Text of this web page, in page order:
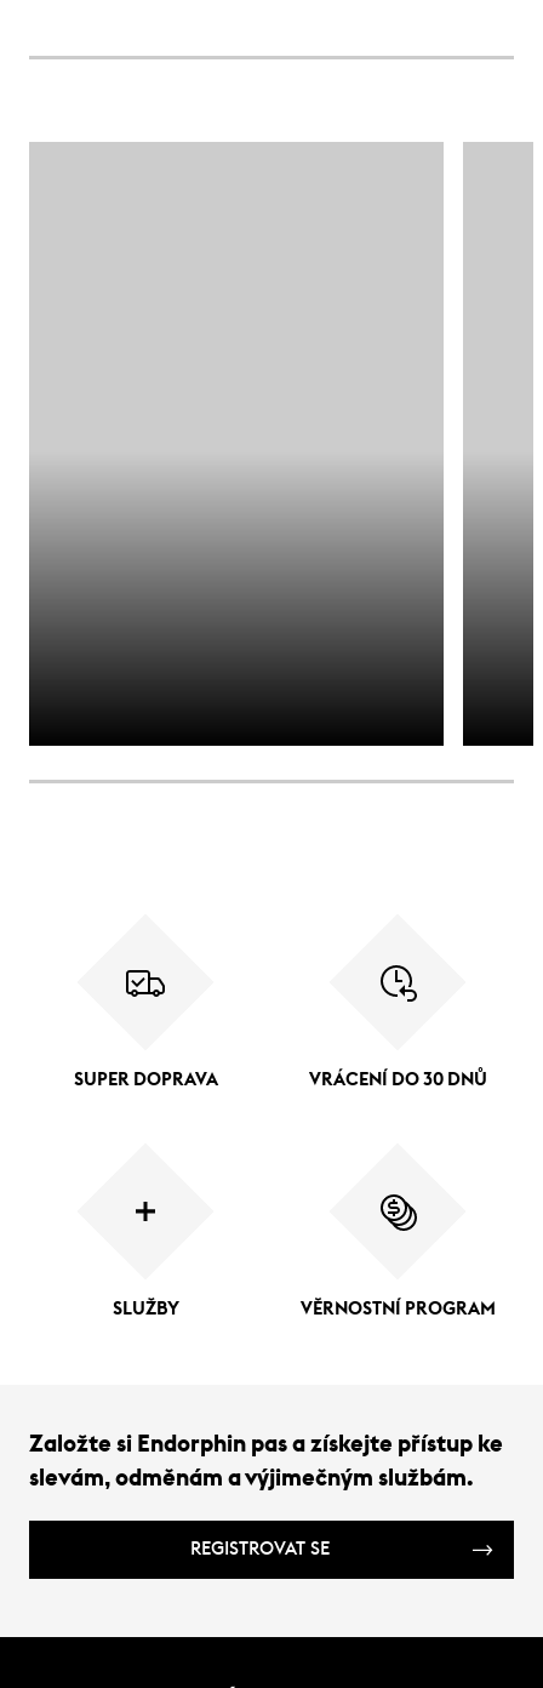
SUPER DOPRAVA VRÁCENÍ DO 30 DNŮ
SLUŽBY VĚRNOSTNÍ PROGRAM
Založte si Endorphin pas a získejte přístup ke
slevám, odměnám a výjimečným službám.
REGISTROVAT SE